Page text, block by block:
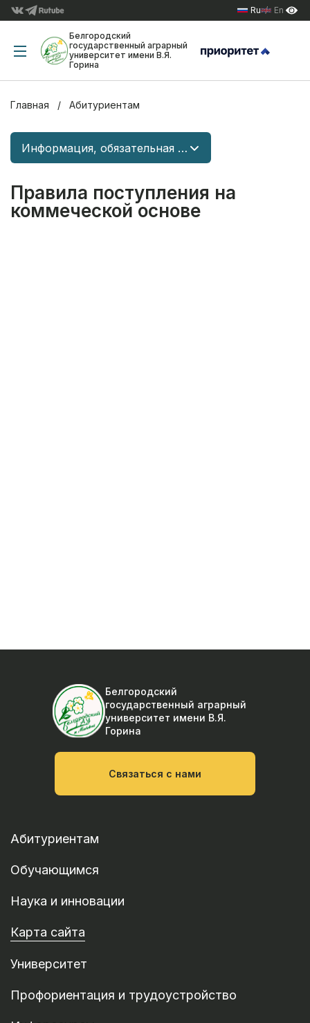
Ru En
Белгородский
государственный аграрный
университет имени В.Я.
Горина
Главная Абитуриентам
Информация, обязательная к размещению на сайте
Правила поступления на
коммеческой основе
Белгородский
государственный аграрный
университет имени В.Я.
Горина
Связаться с нами
Абитуриентам
Обучающимся
Наука и инновации
Карта сайта
Университет
Профориентация и трудоустройство